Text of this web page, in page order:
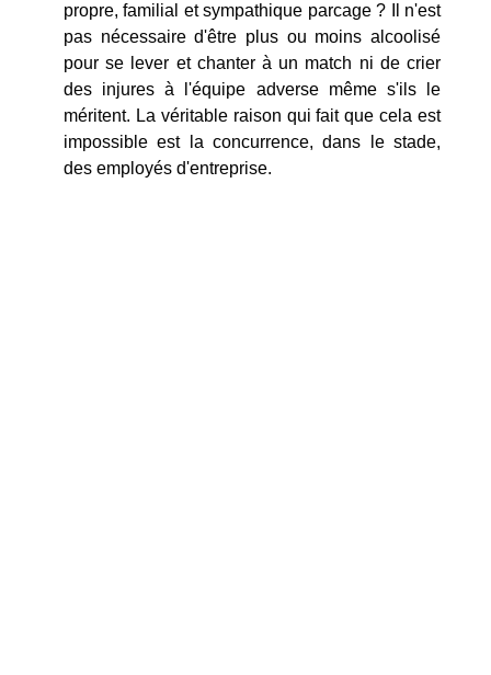
propre, familial et sympathique parcage ? Il n'est
pas nécessaire d'être plus ou moins alcoolisé
pour se lever et chanter à un match ni de crier
des injures à l'équipe adverse même s'ils le
méritent. La véritable raison qui fait que cela est
impossible est la concurrence, dans le stade,
des employés d'entreprise.